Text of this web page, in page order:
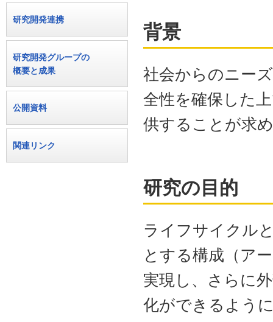
背景
社会からのニー
全性を確保した
供することが求
研究の目的
ライフサイクル
とする構成（ア
実現し、さらに
化ができるよう
研究開発連携
研究開発グループの
概要と成果
公開資料
関連リンク